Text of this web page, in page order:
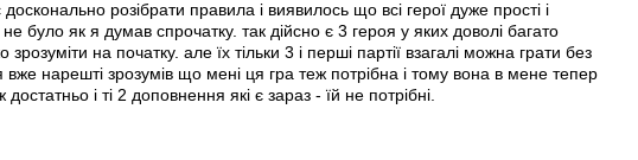
розібрати правила і виявилось що всі герої дуже прості і
не було як я думав спрочатку. так дійсно є 3 героя у яких доволі багато
на початку. але їх тільки 3 і перші партії взагалі можна грати без
нарешті зрозумів що мені ця гра теж потрібна і тому вона в мене тепер
і ті 2 доповнення які є зараз - їй не потрібні.